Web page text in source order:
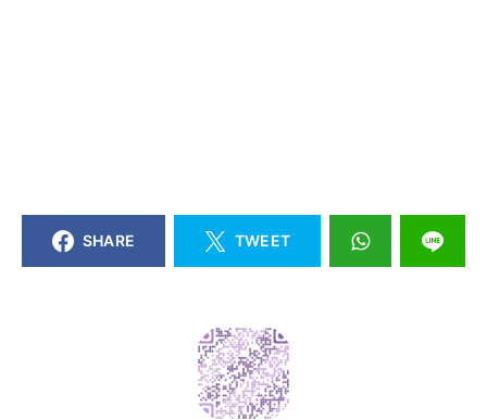
SHARE TWEET